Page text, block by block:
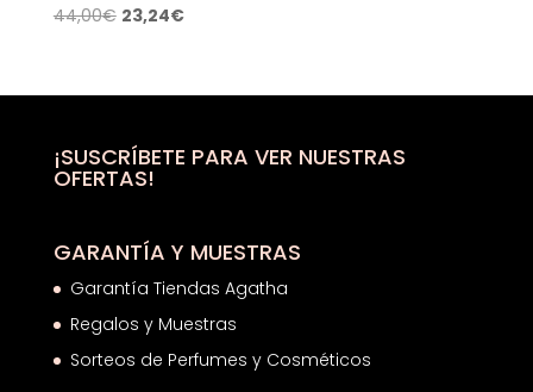
44,00€ El
era:
23,24€El
es:
¡SUSCRÍBETE PARA VER NUESTRAS
OFERTAS!
GARANTÍA Y MUESTRAS
Garantía Tiendas Agatha
Regalos y Muestras
Sorteos de Perfumes y Cosméticos